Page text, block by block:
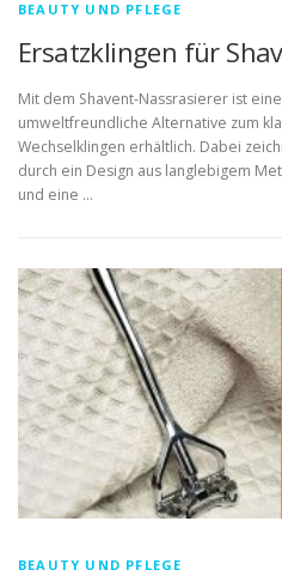
BEAUTY UND PFLEGE
Ersatzklingen für
Mit dem Shavent-Nassrasierer ist
umweltfreundliche Alternative zum
Wechselklingen erhältlich. Dabei
durch ein Design aus langlebigem
und eine …
BEAUTY UND PFLEGE